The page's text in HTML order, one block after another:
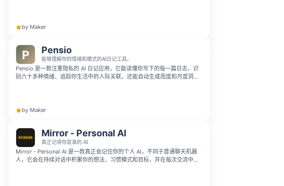
by Maker
Pensio
能够理解你的情绪和模式的AI日记工具。
Pensio 是一款注重隐私的 AI 日记应用，它能读懂你写下的每一篇日志，识
别六十多种情绪、追踪你生活中的人际关联，还能自动生成周度和月度洞察
与生活模式。
by Maker
Mirror - Personal AI
真正记得你是谁的 AI
Mirror - Personal AI 是一款真正会记住你的个人 AI，不同于普通聊天机器
人，它会在持续对话中积累你的想法、习惯模式和目标，并在每次交流中加